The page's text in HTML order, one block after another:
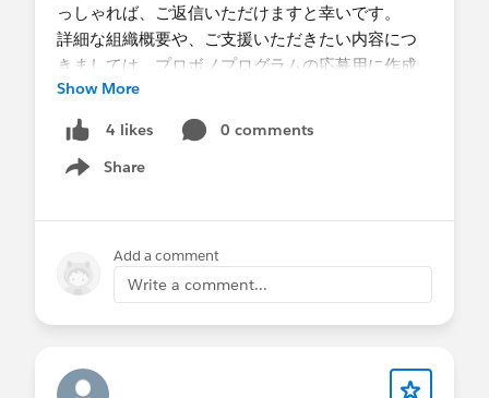
っしゃれば、ご返信いただけますと幸いです。
詳細な組織概要や、ご支援いただきたい内容につ
きましては、プロボノプログラムの応募用に作成
した資料を添付いたしますので、ご参照頂けます
と幸いです。
何卒宜しくお願い申し上げます。
Show More
4 likes
0 comments
Share
Show menu
Add a comment
Write a comment...